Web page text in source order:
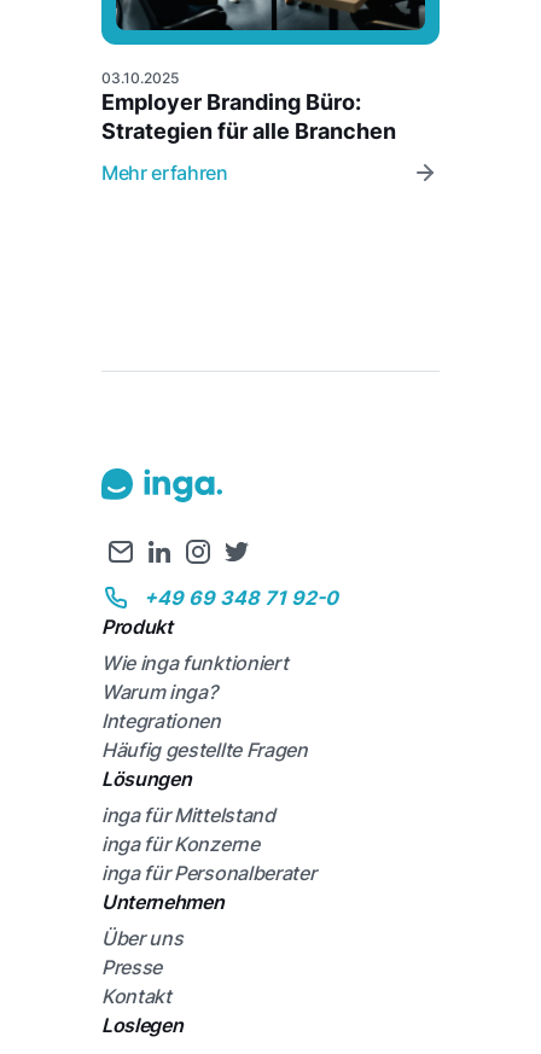
03.10.2025
Employer Branding Büro:
Strategien für alle Branchen
Mehr erfahren
+49 69 348 71 92-0
Produkt
Wie inga funktioniert
Warum inga?
Integrationen
Häufig gestellte Fragen
Lösungen
inga für Mittelstand
inga für Konzerne
inga für Personalberater
Unternehmen
Über uns
Presse
Kontakt
Loslegen